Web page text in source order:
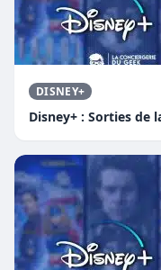
DISNEY+
Disney+ : Sorties de